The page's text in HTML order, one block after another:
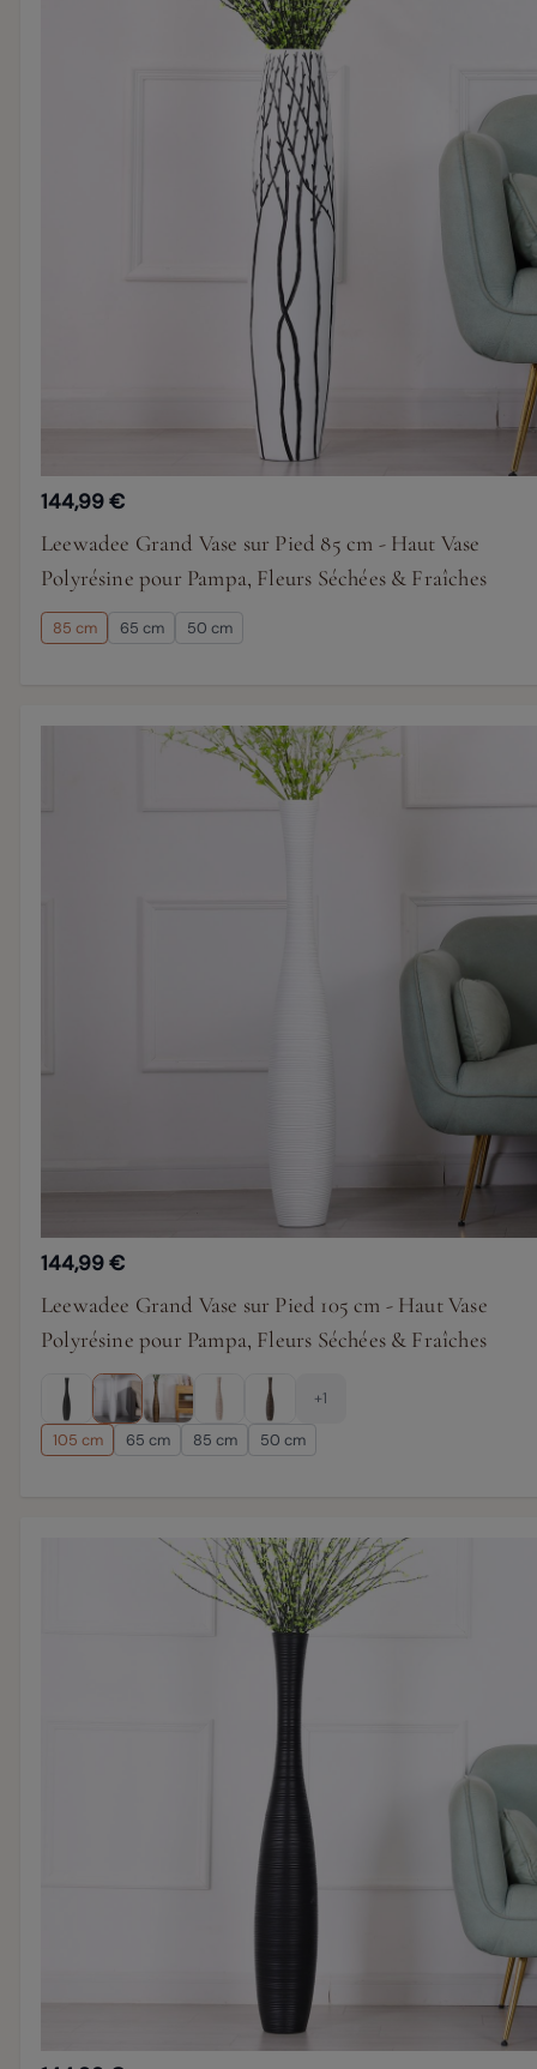
144,99 €
Leewadee Grand Vase sur Pied 85 cm - Haut Vase
Polyrésine pour Pampa, Fleurs Séchées & Fraîches
85 cm 65 cm 50 cm
144,99 €
Leewadee Grand Vase sur Pied 105 cm - Haut Vase
Polyrésine pour Pampa, Fleurs Séchées & Fraîches
+1
105 cm 65 cm 85 cm 50 cm